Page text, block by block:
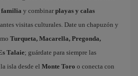
y combinar playas y calas
visitas culturales. Date un chapuzón y
Turqueta, Macarella, Pregonda,
Talaie; guárdate para siempre las
isla desde el Monte Toro o conecta con